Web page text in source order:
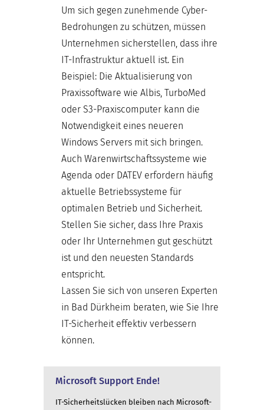
Um sich gegen zunehmende Cyber-
Bedrohungen zu schützen, müssen
Unternehmen sicherstellen, dass ihre
IT-Infrastruktur aktuell ist. Ein
Beispiel: Die Aktualisierung von
Praxissoftware wie Albis, TurboMed
oder S3-Praxiscomputer kann die
Notwendigkeit eines neueren
Windows Servers mit sich bringen.
Auch Warenwirtschaftssysteme wie
Agenda oder DATEV erfordern häufig
aktuelle Betriebssysteme für
optimalen Betrieb und Sicherheit.
Stellen Sie sicher, dass Ihre Praxis
oder Ihr Unternehmen gut geschützt
ist und den neuesten Standards
entspricht.
Lassen Sie sich von unseren Experten
in Bad Dürkheim beraten, wie Sie Ihre
IT-Sicherheit effektiv verbessern
können.
Microsoft Support Ende!
IT-Sicherheitslücken bleiben nach Microsoft-